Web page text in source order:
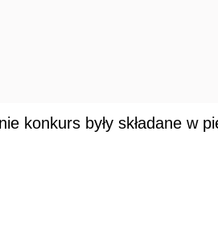
konkurs były składane w